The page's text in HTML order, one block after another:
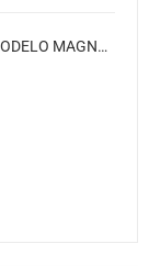
[OP-7190-W1NG] APLIQUE DE PARED LED “MODELO MAGNETAR ESCARCHA” ● Color base: Negro